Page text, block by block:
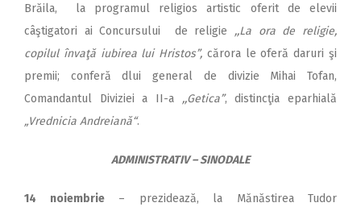
Brăila, la programul religios artistic oferit de elevii
câştigatori ai Concursului de religie ,,La ora de religie,
copilul învaţă iubirea lui Hristos”, cărora le oferă daruri şi
premii; conferă dlui general de divizie Mihai Tofan,
Comandantul Diviziei a II-a ,,Getica”, distincţia eparhială
„Vrednicia Andreiană“.
ADMINISTRATIV – SINODALE
14 noiembrie– prezidează, la Mănăstirea Tudor